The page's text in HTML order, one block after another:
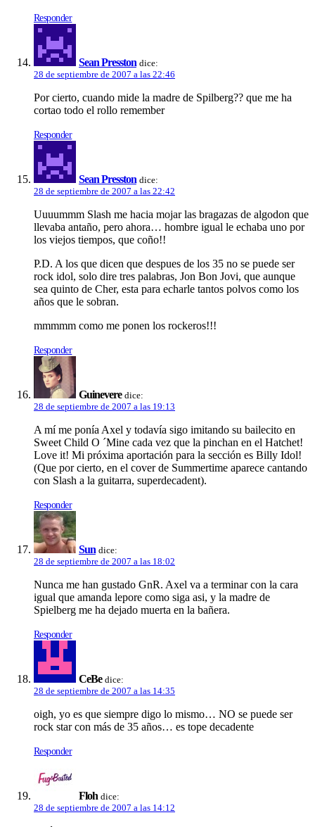
Responder
Sean Presston dice:
28 de septiembre de 2007 a las 22:46
Por cierto, cuando mide la madre de Spilberg?? que me ha
cortao todo el rollo remember
Responder
Sean Presston dice:
28 de septiembre de 2007 a las 22:42
Uuuummm Slash me hacia mojar las bragazas de algodon que
llevaba antaño, pero ahora… hombre igual le echaba uno por
los viejos tiempos, que coño!!
P.D. A los que dicen que despues de los 35 no se puede ser
rock idol, solo dire tres palabras, Jon Bon Jovi, que aunque
sea quinto de Cher, esta para echarle tantos polvos como los
años que le sobran.
mmmmm como me ponen los rockeros!!!
Responder
Guinevere dice:
28 de septiembre de 2007 a las 19:13
A mí­ me poní­a Axel y todaví­a sigo imitando su bailecito en
Sweet Child O ´Mine cada vez que la pinchan en el Hatchet!
Love it! Mi próxima aportación para la sección es Billy Idol!
(Que por cierto, en el cover de Summertime aparece cantando
con Slash a la guitarra, superdecadent).
Responder
Sun dice:
28 de septiembre de 2007 a las 18:02
Nunca me han gustado GnR. Axel va a terminar con la cara
igual que amanda lepore como siga asi, y la madre de
Spielberg me ha dejado muerta en la bañera.
Responder
CeBe dice:
28 de septiembre de 2007 a las 14:35
oigh, yo es que siempre digo lo mismo… NO se puede ser
rock star con más de 35 años… es tope decadente
Responder
Floh dice:
28 de septiembre de 2007 a las 14:12